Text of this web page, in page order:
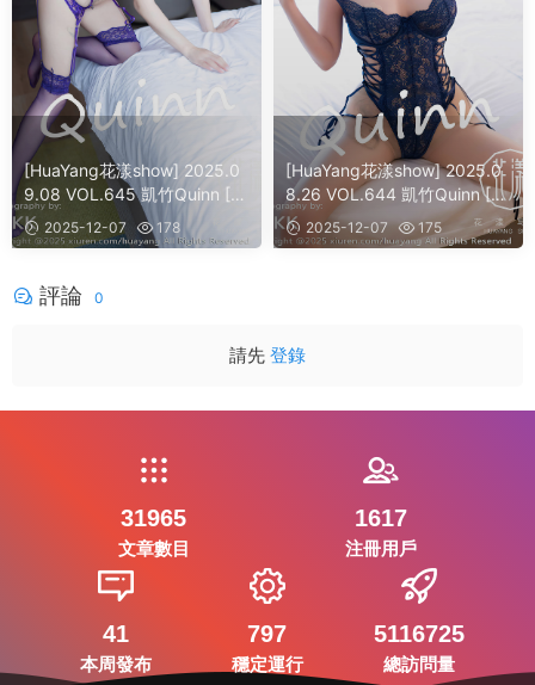
[HuaYang花漾show] 2025.0
9.08 VOL.645 凱竹Quinn [4
1] 2025-12-07 178
[HuaYang花漾show] 2025.0
8.26 VOL.644 凱竹Quinn [6
0] 2025-12-07 175
評論 0
請先 登錄
31965
文章數目
1617
注冊用戶
41
本周發布
797
穩定運行
5116725
總訪問量